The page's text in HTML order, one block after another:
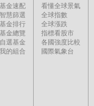
基金速配
智慧篩選
基金排行
基金總覽
自選基金
我的組合
看懂全球景氣
全球指數
全球漲跌
指標看股市
各國強度比較
國際氣象台